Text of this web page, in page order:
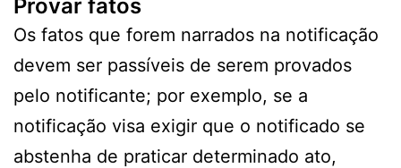
Provar fatos
Os fatos que forem narrados na notificação
devem ser passíveis de serem provados
pelo notificante; por exemplo, se a
notificação visa exigir que o notificado se
abstenha de praticar determinado ato,